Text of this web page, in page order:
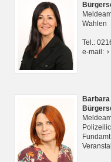
Wahlen
Tel.:
e-mail: